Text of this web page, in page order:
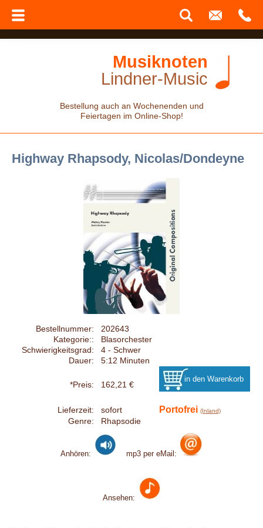
Musiknoten
Lindner-Music
Bestellung auch an Wochenenden und
Feiertagen im Online-Shop!
Highway Rhapsody, Nicolas/Dondeyne
Bestellnummer:
202643
Kategorie::
Blasorchester
Schwierigkeitsgrad:
4 - Schwer
Dauer:
5:12 Minuten
*Preis: 162,21 €
Lieferzeit: sofort Portofrei (Inland)
Genre: Rhapsodie
Anhören: mp3 per eMail:
Ansehen: